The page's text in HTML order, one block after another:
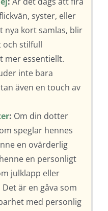
syster, eller
nya kort samlas, blir
och stilfull
mer essentiellt.
inte bara
även en touch av
: Om din dotter
speglar hennes
en ovärderlig
en personligt
julklapp eller
är en gåva som
med personlig